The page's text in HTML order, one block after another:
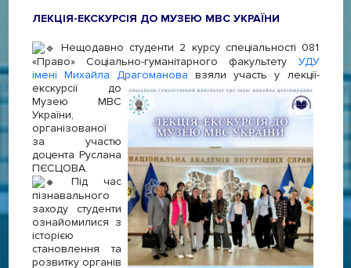
ЛЕКЦІЯ-ЕКСКУРСІЯ ДО МУЗЕЮ МВС УКРАЇНИ
Нещодавно студенти 2 курсу спеціальності 081
«Право» Соціально-гуманітарного факультету УДУ
імені Михайла Драгоманова взяли участь у лекції-
екскурсії до
Музею МВС
України,
організованої
за участю
доцента Руслана
ПЄСЦОВА.
Під час
пізнавального
заходу студенти
ознайомилися з
історією
становлення та
розвитку органів